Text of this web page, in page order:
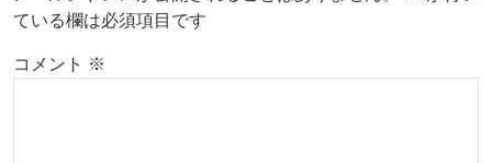
ている欄は必須項目です
コメント ※